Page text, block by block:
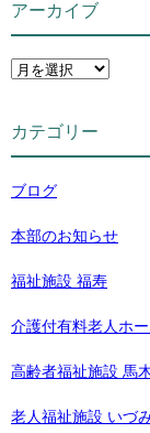
アーカイブ
カテゴリー
ブログ
本部のお知らせ
福祉施設 福寿
介護付有料老人ホ
高齢者福祉施設 馬
老人福祉施設 いづ